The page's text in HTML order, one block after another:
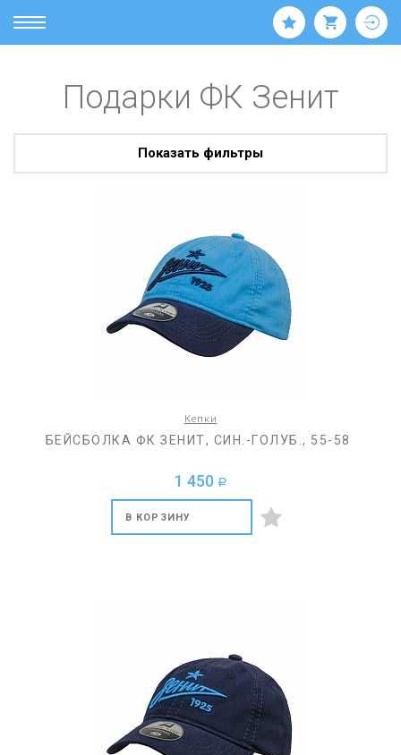
Подарки ФК Зенит
Показать фильтры
Кепки
БЕЙСБОЛКА ФК ЗЕНИТ, СИН.-ГОЛУБ., 55-58
1 450 a
В КОРЗИНУ